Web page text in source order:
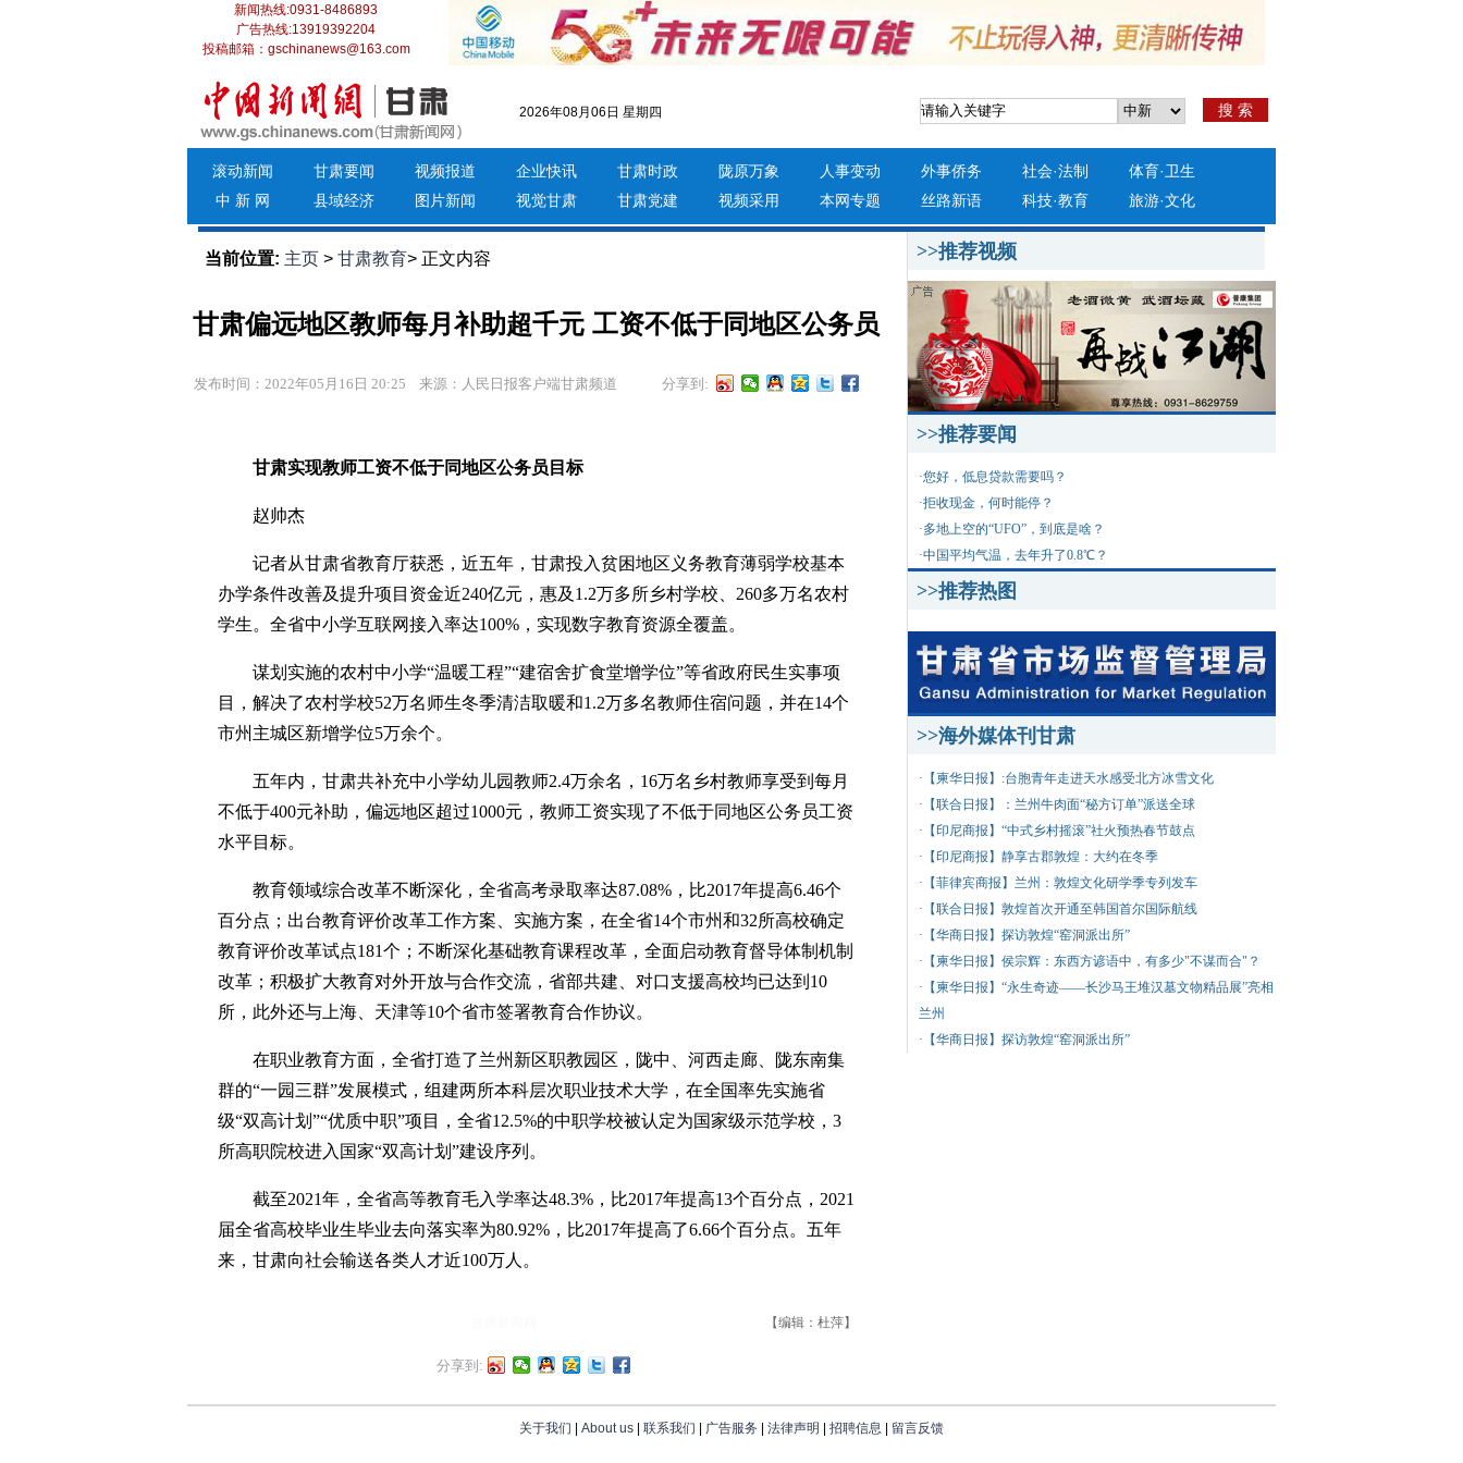
新闻热线:0931-8486893
广告热线:13919392204
投稿邮箱：gschinanews@163.com
2026年08月06日 星期四 搜 索
滚动新闻 甘肃要闻 视频报道 企业快讯 甘肃时政 陇原万象 人事变动 外事侨务 社会·法制 体育·卫生
中 新 网
县域经济 图片新闻 视觉甘肃 甘肃党建 视频采用 本网专题 丝路新语 科技·教育 旅游·文化
当前位置: 主页 > 甘肃教育> 正文内容
甘肃偏远地区教师每月补助超千元 工资不低于同地区公务员
发布时间：2022年05月16日 20:25 来源：人民日报客户端甘肃频道 分享到:
甘肃实现教师工资不低于同地区公务员目标
赵帅杰
记者从甘肃省教育厅获悉，近五年，甘肃投入贫困地区义务教育薄弱学校基本
办学条件改善及提升项目资金近240亿元，惠及1.2万多所乡村学校、260多万名农村
学生。全省中小学互联网接入率达100%，实现数字教育资源全覆盖。
谋划实施的农村中小学“温暖工程”“建宿舍扩食堂增学位”等省政府民生实事项
目，解决了农村学校52万名师生冬季清洁取暖和1.2万多名教师住宿问题，并在14个
市州主城区新增学位5万余个。
五年内，甘肃共补充中小学幼儿园教师2.4万余名，16万名乡村教师享受到每月
不低于400元补助，偏远地区超过1000元，教师工资实现了不低于同地区公务员工资
水平目标。
教育领域综合改革不断深化，全省高考录取率达87.08%，比2017年提高6.46个
百分点；出台教育评价改革工作方案、实施方案，在全省14个市州和32所高校确定
教育评价改革试点181个；不断深化基础教育课程改革，全面启动教育督导体制机制
改革；积极扩大教育对外开放与合作交流，省部共建、对口支援高校均已达到10
所，此外还与上海、天津等10个省市签署教育合作协议。
在职业教育方面，全省打造了兰州新区职教园区，陇中、河西走廊、陇东南集
群的“一园三群”发展模式，组建两所本科层次职业技术大学，在全国率先实施省
级“双高计划”“优质中职”项目，全省12.5%的中职学校被认定为国家级示范学校，3
所高职院校进入国家“双高计划”建设序列。
截至2021年，全省高等教育毛入学率达48.3%，比2017年提高13个百分点，2021
届全省高校毕业生毕业去向落实率为80.92%，比2017年提高了6.66个百分点。五年
来，甘肃向社会输送各类人才近100万人。
【编辑：杜萍】
分享到:
>>推荐视频
>>推荐要闻
·您好，低息贷款需要吗？
·拒收现金，何时能停？
·多地上空的“UFO”，到底是啥？
·中国平均气温，去年升了0.8℃？
>>推荐热图
>>海外媒体刊甘肃
· 【柬华日报】:台胞青年走进天水感受北方冰雪文化
· 【联合日报】：兰州牛肉面“秘方订单”派送全球
· 【印尼商报】“中式乡村摇滚”社火预热春节鼓点
· 【印尼商报】静享古郡敦煌：大约在冬季
· 【菲律宾商报】兰州：敦煌文化研学季专列发车
· 【联合日报】敦煌首次开通至韩国首尔国际航线
· 【华商日报】探访敦煌“窑洞派出所”
· 【柬华日报】侯宗辉：东西方谚语中，有多少"不谋而合"？
· 【柬华日报】“永生奇迹——长沙马王堆汉墓文物精品展”亮相
兰州
· 【华商日报】探访敦煌“窑洞派出所”
关于我们 About us 联系我们 广告服务 法律声明 招聘信息 留言反馈